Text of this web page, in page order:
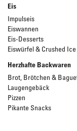
Eis
Impulseis
Eiswannen
Eis-Desserts
Eiswürfel & Crushed Ice
Herzhafte Backwaren
Brot, Brötchen &
Laugengebäck
Pizzen
Pikante Snacks